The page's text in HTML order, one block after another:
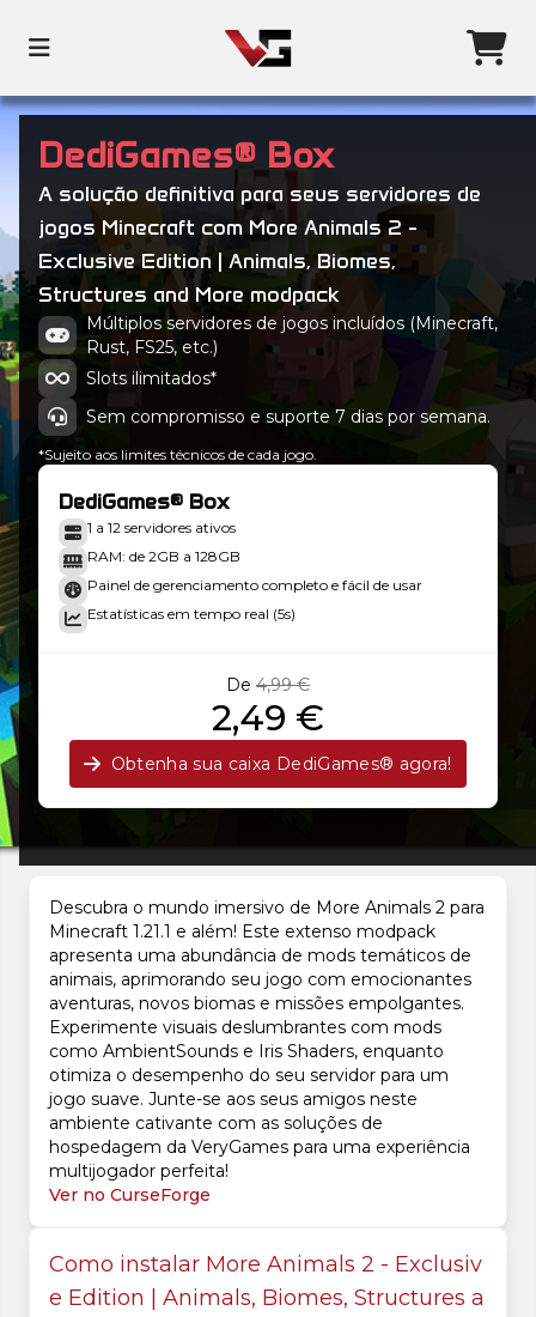
DediGames® Box
A solução definitiva para seus servidores de
jogos Minecraft com More Animals 2 -
Exclusive Edition | Animals, Biomes,
Structures and More modpack
Múltiplos servidores de jogos incluídos (Minecraft,
Rust, FS25, etc.)
Slots ilimitados*
Sem compromisso e suporte 7 dias por semana.
*Sujeito aos limites técnicos de cada jogo.
DediGames® Box
1 a 12 servidores ativos
RAM: de 2GB a 128GB
Painel de gerenciamento completo e fácil de usar
Estatísticas em tempo real (5s)
De 4,99 €
2,49 €
Obtenha sua caixa DediGames® agora!
Descubra o mundo imersivo de More Animals 2 para
Minecraft 1.21.1 e além! Este extenso modpack
apresenta uma abundância de mods temáticos de
animais, aprimorando seu jogo com emocionantes
aventuras, novos biomas e missões empolgantes.
Experimente visuais deslumbrantes com mods
como AmbientSounds e Iris Shaders, enquanto
otimiza o desempenho do seu servidor para um
jogo suave. Junte-se aos seus amigos neste
ambiente cativante com as soluções de
hospedagem da VeryGames para uma experiência
multijogador perfeita!
Ver no CurseForge
Como instalar More Animals 2 - Exclusiv
e Edition | Animals, Biomes, Structures a